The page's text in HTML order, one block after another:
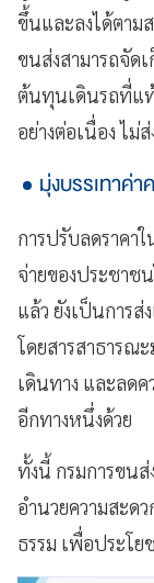
ขึ้นและลงได้ตาม
ขนส่งสามารถจัด
ต้นทุนเดินรถที่แท้
อย่างต่อเนื่อง ไ
มุ่งบรรเทาค่
การปรับลดราคา
จ่ายของประชาช
แล้ว ยังเป็นการส่
โดยสารสาธารณ
เดินทาง และลด
อีกทางหนึ่งด้วย
ทั้งนี้ กรมการขน
อำนวยความสะด
ธรรม เพื่อประโ